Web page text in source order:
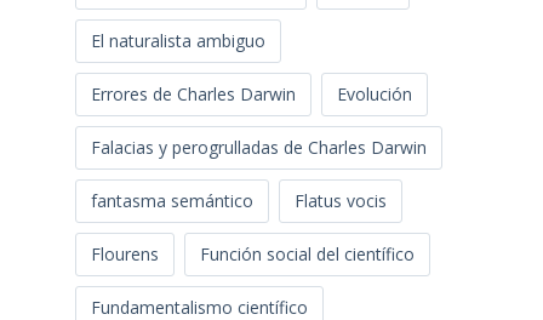
El naturalista ambiguo
Errores de Charles Darwin Evolución
Falacias y perogrulladas de Charles Darwin
fantasma semántico Flatus vocis
Flourens Función social del científico
Fundamentalismo científico